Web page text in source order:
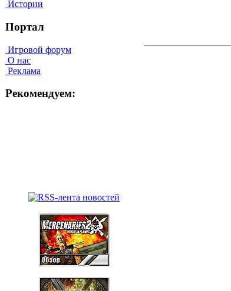
Истории
Портал
Игровой форум
О нас
Реклама
Рекомендуем: